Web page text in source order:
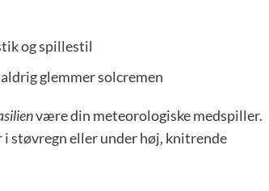
og spillestil
glemmer solcremen
være din meteorologiske medspiller.
i støvregn eller under høj, knitrende